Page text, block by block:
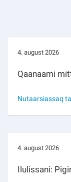
4. august 2026
Qaanaami
Nutaarsiassaq
4. august 2026
Ilulissani: